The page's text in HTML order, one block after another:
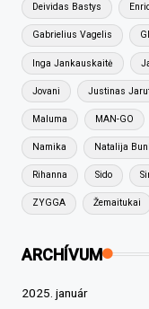
Deividas Bastys
Gabrielius Vagelis
Inga Jankauskaitė
Jovani Justinas
Maluma MAN-GO
Namika Natalija
Rihanna Sido
ZYGGA Žemaitukai
ARCHÍVUM
2025. január